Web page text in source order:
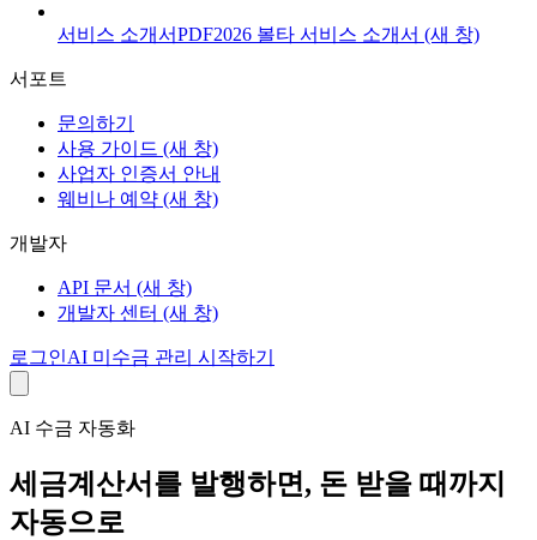
서비스 소개서PDF2026 볼타 서비스 소개서 (새 창)
서포트
문의하기
사용 가이드 (새 창)
사업자 인증서 안내
웨비나 예약 (새 창)
개발자
API 문서 (새 창)
개발자 센터 (새 창)
로그인AI 미수금 관리 시작하기
AI 수금 자동화
세금계산서를 발행하면, 돈 받을 때까지
자동으로